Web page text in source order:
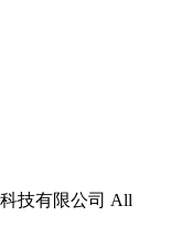
技有限公司 All